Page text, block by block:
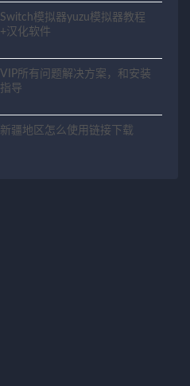
Switch模拟器yuzu模拟器教程
+汉化软件
VIP所有问题解决方案，和安装
指导
新疆地区怎么使用链接下载